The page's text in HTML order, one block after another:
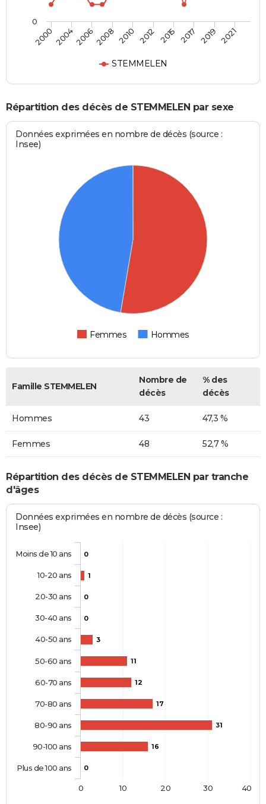
STEMMELEN
2000200420062008 2010 2012 2015 2017 2019 2021
0
Répartition des décès de STEMMELEN par sexe
Données exprimées en nombre de décès (source :
Insee)
Femmes Hommes
Famille STEMMELEN
Nombre de
décès
% des
décès
Hommes 43 47,3 %
Femmes 48 52,7 %
Répartition des décès de STEMMELEN par tranche
d'âges
Données exprimées en nombre de décès (source :
Insee)
0
1
0
0
3
11
12
17
31
16
0
Moins de 10 ans
10-20 ans
20-30 ans
30-40 ans
40-50 ans
50-60 ans
60-70 ans
70-80 ans
80-90 ans
90-100 ans
Plus de 100 ans
0 10 20 30 40